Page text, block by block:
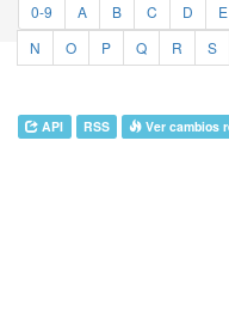
0-9 A B C D E
N
O P Q R S
API RSS Ver cambios